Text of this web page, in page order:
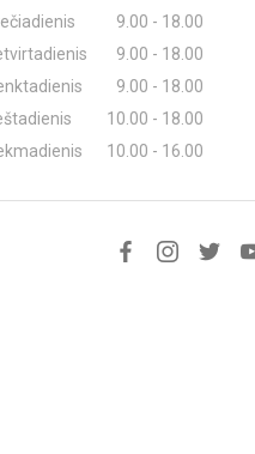
9.00 - 18.00
9.00 - 18.00
9.00 - 18.00
10.00 - 18.00
10.00 - 16.00